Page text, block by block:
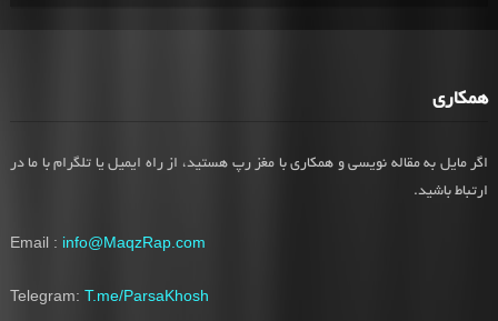
همکاری
اگر مایل به مقاله نویسی و همکاری با مغز رپ هستید، از راه ایمیل یا تلگرام با ما در
ارتباط باشید.
Email : info@MaqzRap.com
Telegram: T.me/ParsaKhosh